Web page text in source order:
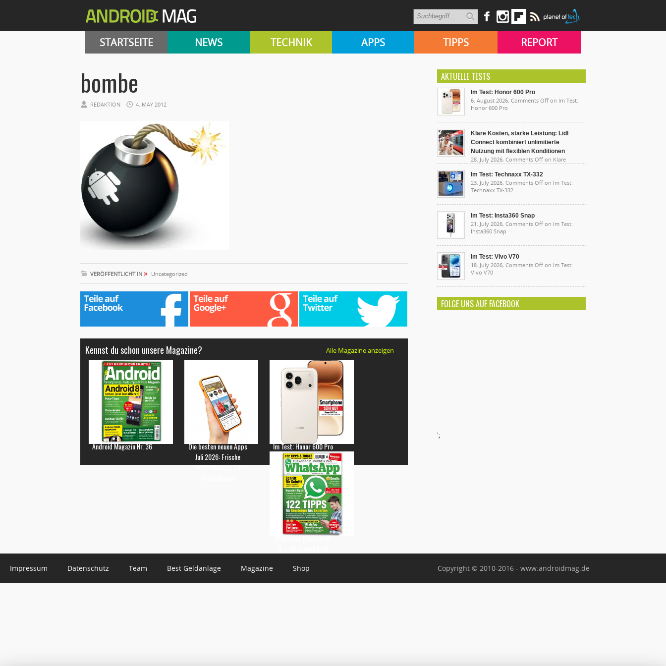
STARTSEITE NEWS TECHNIK APPS TIPPS REPORT
bombe
REDAKTION 4. MAY 2012
VERÖFFENTLICHT IN » Uncategorized
Kennst du schon unsere Magazine? Alle Magazine anzeigen
Android Magazin Nr. 36
Die besten neuen Apps
Juli 2026: Frische
Empfehlungen für
Im Test: Honor 600 Pro
WhatsApp Magazin Nr.
AKTUELLE TESTS
Im Test: Honor 600 Pro
6. August 2026, Comments Off on Im Test:
Honor 600 Pro
Klare Kosten, starke Leistung: Lidl
Connect kombiniert unlimitierte
Nutzung mit flexiblen Konditionen
28. July 2026, Comments Off on Klare
unlimitierte Nutzung mit flexiblen Konditionen
Im Test: Technaxx TX-332
23. July 2026, Comments Off on Im Test:
Technaxx TX-332
Im Test: Insta360 Snap
21. July 2026, Comments Off on Im Test:
Insta360 Snap
Im Test: Vivo V70
18. July 2026, Comments Off on Im Test:
Vivo V70
FOLGE UNS AUF FACEBOOK
';
Impressum Datenschutz Team Best Geldanlage Magazine Shop Copyright © 2010-2016 - www.androidmag.de